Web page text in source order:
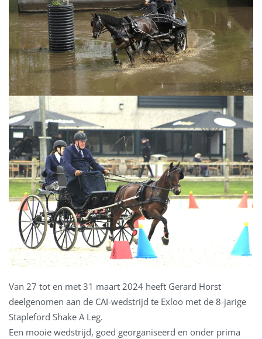
Van 27 tot en met 31 maart 2024 heeft Gerard Horst
deelgenomen aan de CAI-wedstrijd te Exloo met de 8-jarige
Stapleford Shake A Leg.
Een mooie wedstrijd, goed georganiseerd en onder prima